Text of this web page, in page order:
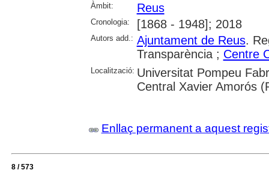
Àmbit: Reus
Cronologia: [1868 - 1948]; 2018
Autors add.: Ajuntament de Reus.
Transparència ; Centre
Localització: Universitat Pompeu
Central Xavier Amorós
Enllaç permanent a aquest
8 / 573